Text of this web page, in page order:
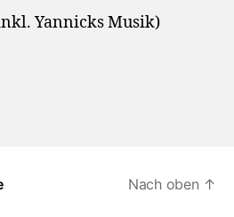
Yannicks Musik)
Nach oben ↑